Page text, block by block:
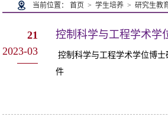
当前位置： 首页> 学生培养> 研究生教
21
2023-03
控制科学与工程学术学位博
件